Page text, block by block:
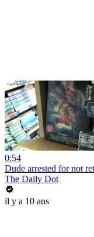
0:54
Dude arrested for not
The Daily Dot
il y a 10 ans